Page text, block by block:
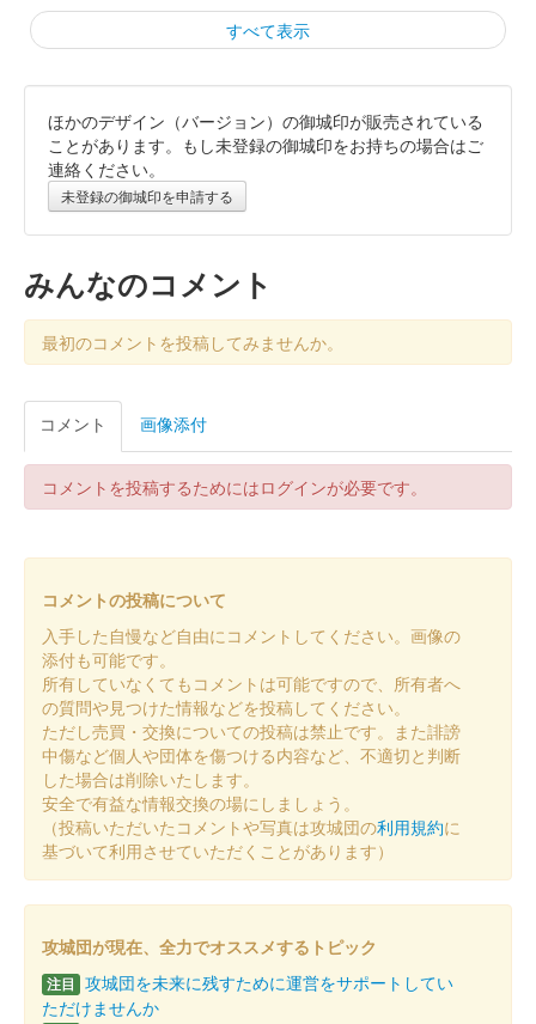
すべて表示
久野城 御城印 令和7年秋版
販売終了
久野城 御城印 令和7年秋版
販売終了
久野城 御城印
久野城 御城印 令和5年冬限定版
販売終了
久野城 御城印 日本城郭協会大賞記念版
販売終了
久野城 御城印 令和5年秋限定版
販売終了
ほかのデザイン（バージョン）の御城印が販売されている
ことがあります。もし未登録の御城印をお持ちの場合はご
連絡ください。
未登録の御城印を申請する
みんなのコメント
最初のコメントを投稿してみませんか。
コメント 画像添付
コメントを投稿するためにはログインが必要です。
コメントの投稿について
入手した自慢など自由にコメントしてください。画像の
添付も可能です。
所有していなくてもコメントは可能ですので、所有者へ
の質問や見つけた情報などを投稿してください。
ただし売買・交換についての投稿は禁止です。また誹謗
中傷など個人や団体を傷つける内容など、不適切と判断
した場合は削除いたします。
安全で有益な情報交換の場にしましょう。
（投稿いただいたコメントや写真は攻城団の利用規約に
基づいて利用させていただくことがあります）
攻城団が現在、全力でオススメするトピック
注目 攻城団を未来に残すために運営をサポートしてい
ただけませんか